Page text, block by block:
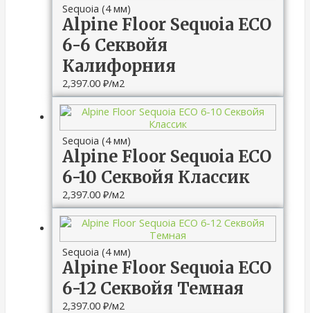
Sequoia (4 мм)
Alpine Floor Sequoia ECO
6-6 Секвойя
Калифорния
2,397.00 ₽/м2
Sequoia (4 мм)
Alpine Floor Sequoia ЕСО
6-10 Секвойя Классик
2,397.00 ₽/м2
Sequoia (4 мм)
Alpine Floor Sequoia ЕСО
6-12 Секвойя Темная
2,397.00 ₽/м2